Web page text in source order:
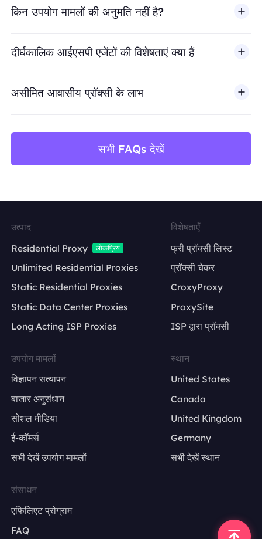
किन उपयोग मामलों की अनुमति नहीं है?
BestProxy धोखाधड़ी, स्पैम, नकली एंगेजमेंट, क्रेडेंशियल दुरुपयोग,
दीर्घकालिक आईएसपी एजेंटों की विशेषताएं क्या हैं
असीमित आवासीय प्रॉक्सी के लाभ
सभी FAQs देखें
उत्पाद
Residential Proxy
लोकप्रिय
Unlimited Residential Proxies
Static Residential Proxies
Static Data Center Proxies
Long Acting ISP Proxies
विशेषताएँ
फ्री प्रॉक्सी लिस्ट
प्रॉक्सी चेकर
CroxyProxy
ProxySite
ISP द्वारा प्रॉक्सी
उपयोग मामलों
विज्ञापन सत्यापन
बाजार अनुसंधान
सोशल मीडिया
ई-कॉमर्स
सभी देखें उपयोग मामलों
स्थान
United States
Canada
United Kingdom
Germany
सभी देखें स्थान
संसाधन
एफिलिएट प्रोग्राम
FAQ